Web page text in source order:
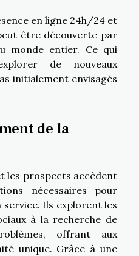
en ligne 24h/24 et
être découverte par
monde entier. Ce qui
de nouveaux
initialement envisagés
de la
les prospects accèdent
nécessaires pour
Ils explorent les
à la recherche de
offrant aux
unique. Grâce à une